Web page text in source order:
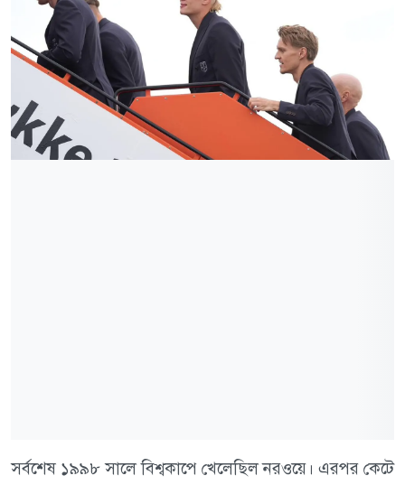
সর্বশেষ ১৯৯৮ সালে বিশ্বকাপে খেলেছিল নরওয়ে। এরপর কেটে